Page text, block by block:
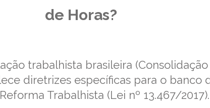
de Horas?
trabalhista brasileira
diretrizes específicas para o banco
Trabalhista (Lei nº 13.467/